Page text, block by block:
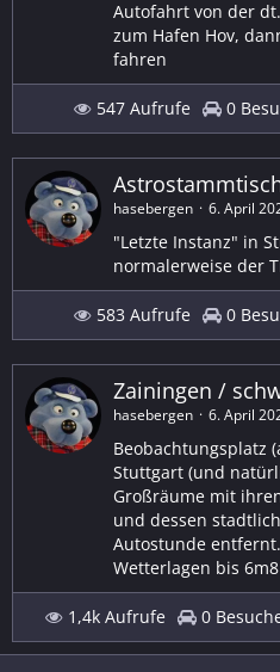
Autofahrt von der
zum Hafen Hov,
fahren
547 Aufrufe 0
hasebergen 6. April
"Letzte Instanz" in
normalerweise der
583 Aufrufe 0
Zainingen /
hasebergen 6. April
Beobachtungsplatz
Stuttgart (und
Großräume mit
und dessen
Autostunde
Wetterlagen bis
1,4k Aufrufe 0